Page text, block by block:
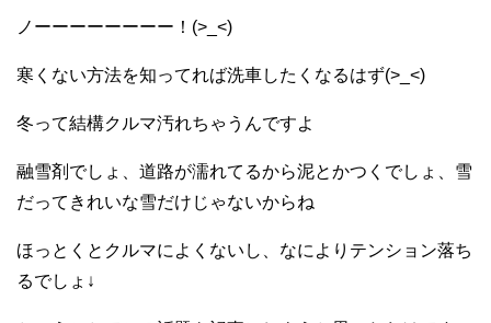
ノーーーーーーーー！(>_<)
寒くない方法を知ってれば洗車したくなるはず(>_<)
冬って結構クルマ汚れちゃうんですよ
融雪剤でしょ、道路が濡れてるから泥とかつくでしょ、雪
だってきれいな雪だけじゃないからね
ほっとくとクルマによくないし、なによりテンション落ち
るでしょ↓